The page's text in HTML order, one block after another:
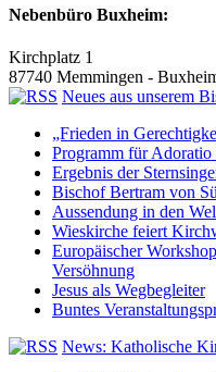
Nebenbüro Buxheim:
Kirchplatz 1
87740 Memmingen -
Neues aus unserem
„Frieden in
Programm für Adoratio
Ergebnis der
Bischof Bertram von
Aussendung in den
Wieskirche feiert
Europäischer
Versöhnung
Jesus als Wegbegleiter
Buntes
News: Katholische